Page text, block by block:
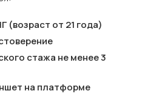
(возраст от 21 года)
стажа не менее 3
на платформе